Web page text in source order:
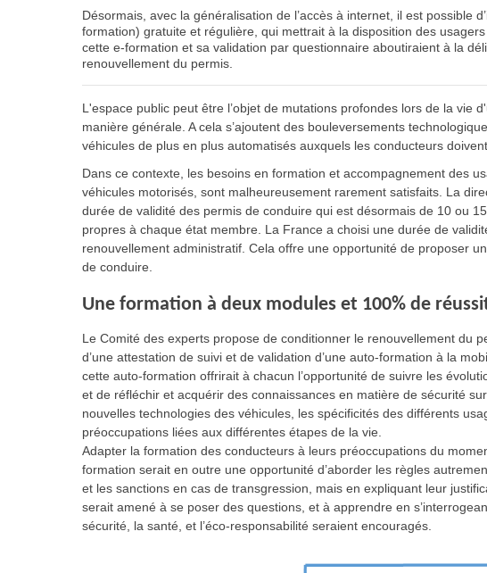
Désormais, avec la généralisation de l’accès à internet, il est possible
formation) gratuite et régulière, qui mettrait à la disposition des
cette e-formation et sa validation par questionnaire aboutiraient à la
renouvellement du permis.
L'espace public peut être l’objet de mutations profondes lors de la vie
manière générale. A cela s’ajoutent des bouleversements
véhicules de plus en plus automatisés auxquels les conducteurs
Dans ce contexte, les besoins en formation et accompagnement des
véhicules motorisés, sont malheureusement rarement satisfaits. La
durée de validité des permis de conduire qui est désormais de 10 ou
propres à chaque état membre. La France a choisi une durée de
renouvellement administratif. Cela offre une opportunité de proposer
de conduire.
Une formation à deux modules et 100% de
Le Comité des experts propose de conditionner le renouvellement du
d’une attestation de suivi et de validation d’une auto-formation à la
cette auto-formation offrirait à chacun l’opportunité de suivre les
et de réfléchir et acquérir des connaissances en matière de sécurité
nouvelles technologies des véhicules, les spécificités des différents
préoccupations liées aux différentes étapes de la vie.
Adapter la formation des conducteurs à leurs préoccupations du
formation serait en outre une opportunité d’aborder les règles
et les sanctions en cas de transgression, mais en expliquant leur
serait amené à se poser des questions, et à apprendre en
sécurité, la santé, et l’éco-responsabilité seraient encouragés.